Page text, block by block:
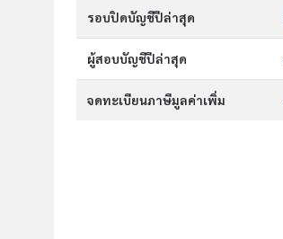
รอบปิดบัญชีปีล่าสุด
ผู้สอบบัญชีปีล่าสุด
จดทะเบียนภาษีมูลค่าเพิ่ม